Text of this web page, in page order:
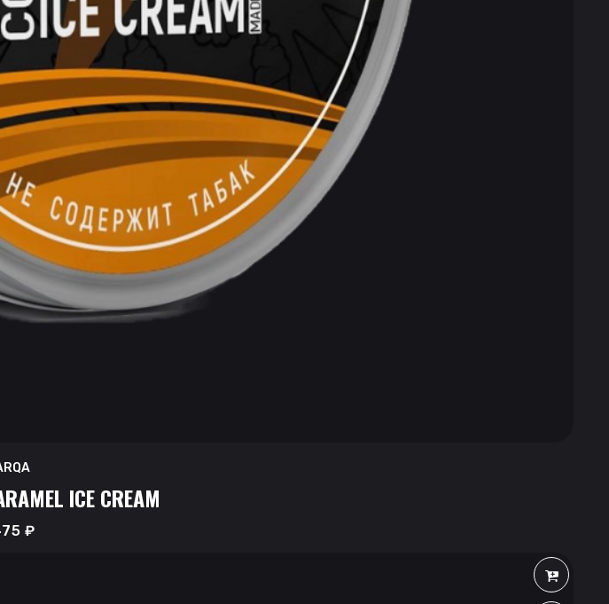
ICE CREAM
₽